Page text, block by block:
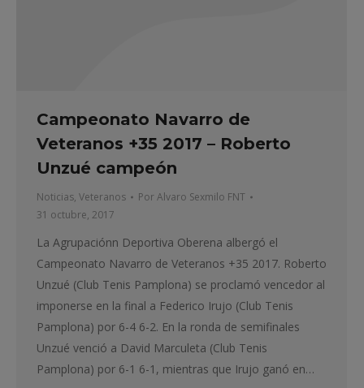
Campeonato Navarro de
Veteranos +35 2017 – Roberto
Unzué campeón
Noticias, Veteranos PorAlvaro Sexmilo FNT
31 octubre, 2017
La Agrupaciónn Deportiva Oberena albergó el
Campeonato Navarro de Veteranos +35 2017. Roberto
Unzué (Club Tenis Pamplona) se proclamó vencedor al
imponerse en la final a Federico Irujo (Club Tenis
Pamplona) por 6-4 6-2. En la ronda de semifinales
Unzué venció a David Marculeta (Club Tenis
Pamplona) por 6-1 6-1, mientras que Irujo ganó en…